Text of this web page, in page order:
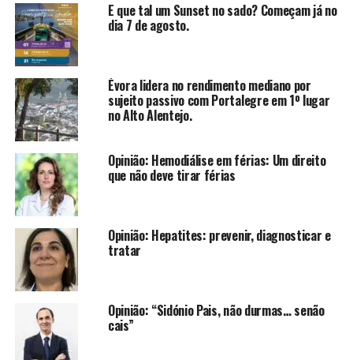
E que tal um Sunset no sado? Começam já no
dia 7 de agosto.
Évora lidera no rendimento mediano por
sujeito passivo com Portalegre em 1º lugar
no Alto Alentejo.
Opinião: Hemodiálise em férias: Um direito
que não deve tirar férias
Opinião: Hepatites: prevenir, diagnosticar e
tratar
Opinião: “Sidónio Pais, não durmas… senão
cais”